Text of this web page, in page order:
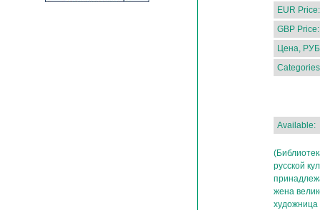
EUR Price:
GBP Price:
Цена,
Available:
русской
жена
художница